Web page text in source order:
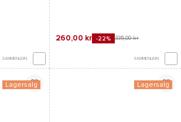
SAMMENLIGN
260,00 kr -22% 335,00 kr
SAMMENLIGN
Lagersalg Lagersalg